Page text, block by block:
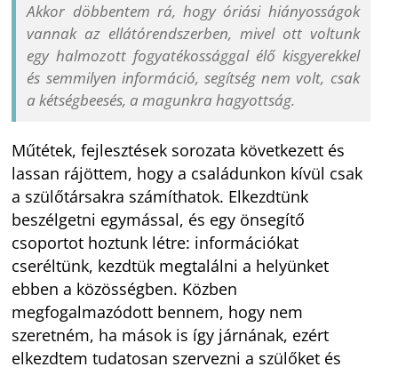
Akkor döbbentem rá, hogy óriási hiányosságok
vannak az ellátórendszerben, mivel ott voltunk
egy halmozott fogyatékossággal élő kisgyerekkel
és semmilyen információ, segítség nem volt, csak
a kétségbeesés, a magunkra hagyottság.
Műtétek, fejlesztések sorozata következett és
lassan rájöttem, hogy a családunkon kívül csak
a szülőtársakra számíthatok. Elkezdtünk
beszélgetni egymással, és egy önsegítő
csoportot hoztunk létre: információkat
cseréltünk, kezdtük megtalálni a helyünket
ebben a közösségben. Közben
megfogalmazódott bennem, hogy nem
szeretném, ha mások is így járnának, ezért
elkezdtem tudatosan szervezni a szülőket és